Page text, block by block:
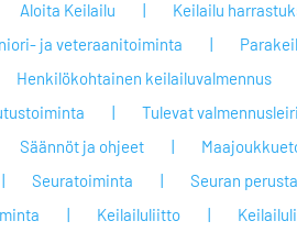
Aloita Keilailu Keilailu
ja veteraanitoiminta
Henkilökohtainen keilailuvalmennus
Tulevat
Säännöt ja ohjeet
Seuratoiminta Seuran
Keilailuliitto